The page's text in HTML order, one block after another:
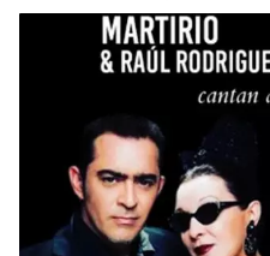
Guardar como favorito
Para poder guardar como
iniciar sesión con tu
INICIAR